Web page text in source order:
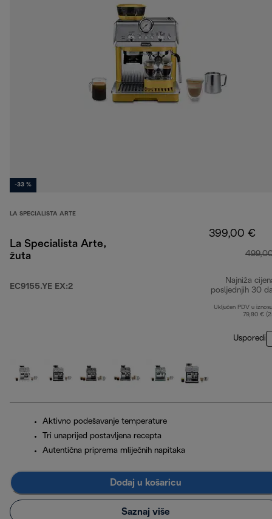
-33 %
LA SPECIALISTA ARTE
La Specialista Arte,
žuta
EC9155.YE EX:2
399,00 €
Najniža
posljednjih 30
Uključen PDV u
79,80 €
Usporedi
Aktivno podešavanje temperature
Tri unaprijed postavljena recepta
Autentična priprema mliječnih napitaka
Dodaj u košaricu
Saznaj više